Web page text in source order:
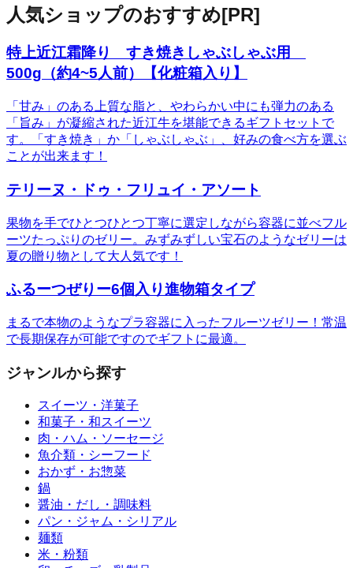
人気ショップのおすすめ[PR]
特上近江霜降り すき焼きしゃぶしゃぶ用
500g（約4~5人前）【化粧箱入り】
「甘み」のある上質な脂と、やわらかい中にも弾力のある
「旨み」が凝縮された近江牛を堪能できるギフトセットで
す。「すき焼き」か「しゃぶしゃぶ」、好みの食べ方を選ぶ
ことが出来ます！
テリーヌ・ドゥ・フリュイ・アソート
果物を手でひとつひとつ丁寧に選定しながら容器に並べフル
ーツたっぷりのゼリー。みずみずしい宝石のようなゼリーは
夏の贈り物として大人気です！
ふるーつぜりー6個入り進物箱タイプ
まるで本物のようなプラ容器に入ったフルーツゼリー！常温
で長期保存が可能ですのでギフトに最適。
ジャンルから探す
スイーツ・洋菓子
和菓子・和スイーツ
肉・ハム・ソーセージ
魚介類・シーフード
おかず・お惣菜
鍋
醤油・だし・調味料
パン・ジャム・シリアル
麺類
米・粉類